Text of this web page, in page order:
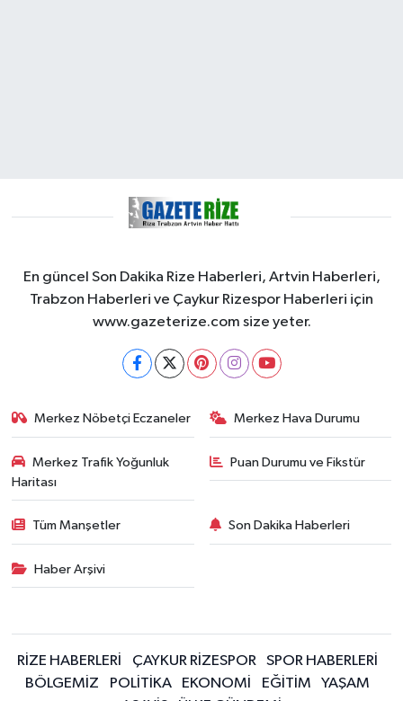
En güncel Son Dakika Rize Haberleri, Artvin Haberleri,
Trabzon Haberleri ve Çaykur Rizespor Haberleri için
www.gazeterize.com size yeter.
Merkez Nöbetçi Eczaneler Merkez Hava Durumu
Merkez Trafik Yoğunluk
Haritası
Puan Durumu ve Fikstür
Tüm Manşetler Son Dakika Haberleri
Haber Arşivi
RİZE HABERLERİ ÇAYKUR RİZESPOR
SPOR HABERLERİ
BÖLGEMİZ
POLİTİKA EKONOMİ EĞİTİM
YAŞAM